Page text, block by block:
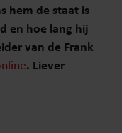
hem de staat is
en hoe lang hij
van de Frank
. Liever